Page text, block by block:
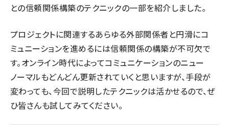
との信頼関係構築のテクニックの一部を紹介しました。
プロジェクトに関連するあらゆる外部関係者と円滑にコ
ミュニーションを進めるには信頼関係の構築が不可欠で
す。オンライン時代によってコミュニケーションのニュー
ノーマルもどんどん更新されていくと思いますが、手段が
変わっても、今回で説明したテクニックは活かせるので、ぜ
ひ皆さんも試してみてください。